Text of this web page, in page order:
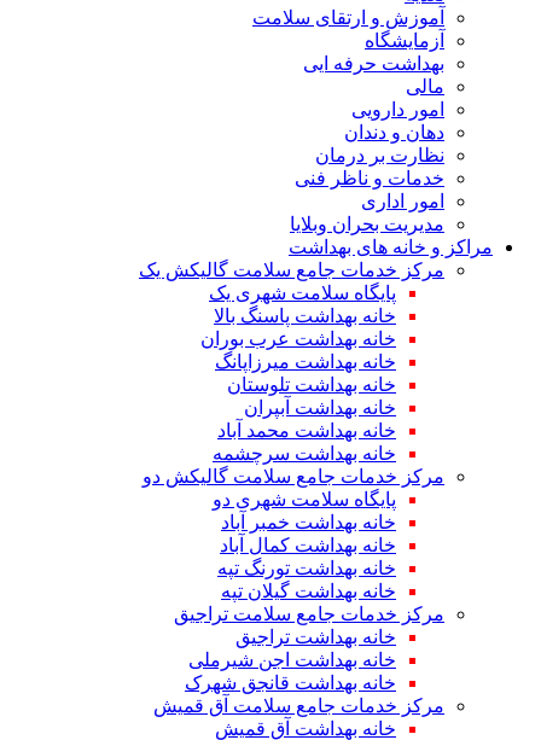
آموزش و ارتقای سلامت
آزمایشگاه
بهداشت حرفه ایی
مالی
امور دارویی
دهان و دندان
نظارت بر درمان
خدمات و ناظر فنی
امور اداری
مدیریت بحران وبلایا
مراکز و خانه های بهداشت
مرکز خدمات جامع سلامت گالیکش یک
پایگاه سلامت شهری یک
خانه بهداشت پاسنگ بالا
خانه بهداشت عرب بوران
خانه بهداشت میرزاپانگ
خانه بهداشت تلوستان
خانه بهداشت آبپران
خانه بهداشت محمد آباد
خانه بهداشت سرچشمه
مرکز خدمات جامع سلامت گالیکش دو
پایگاه سلامت شهری دو
خانه بهداشت خمبر آباد
خانه بهداشت کمال آباد
خانه بهداشت تورنگ تپه
خانه بهداشت گیلان تپه
مرکز خدمات جامع سلامت تراجیق
خانه بهداشت تراجیق
خانه بهداشت اجن شیرملی
خانه بهداشت قانجق شهرک
مرکز خدمات جامع سلامت آق قمیش
خانه بهداشت آق قمیش